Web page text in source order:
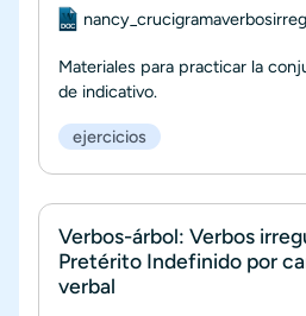
Documento
Materiales para practicar la
de indicativo.
ejercicios
Verbos-árbol: Verbos
Pretérito Indefinido por
verbal